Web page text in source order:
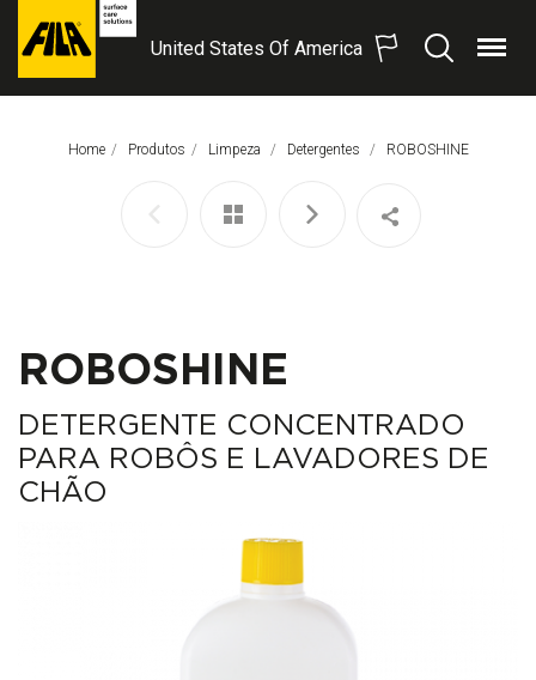
FILA
United States Of America
ProcurarMenu
Home Produtos Limpeza Detergentes Página Atual:
ROBOSHINE
ROBOSHINE
DETERGENTE CONCENTRADO
PARA ROBÔS E LAVADORES DE
CHÃO